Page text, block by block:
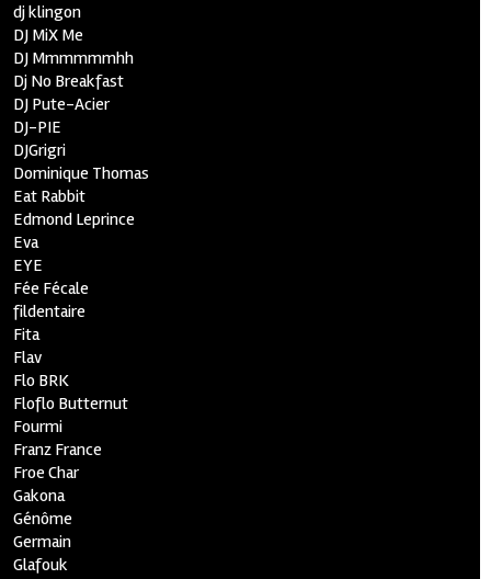
dj klingon
DJ MiX Me
DJ Mmmmmmhh
Dj No Breakfast
DJ Pute-Acier
DJ-PIE
DJGrigri
Dominique Thomas
Eat Rabbit
Edmond Leprince
Eva
EYE
Fée Fécale
fildentaire
Fita
Flav
Flo BRK
Floflo Butternut
Fourmi
Franz France
Froe Char
Gakona
Génôme
Germain
Glafouk